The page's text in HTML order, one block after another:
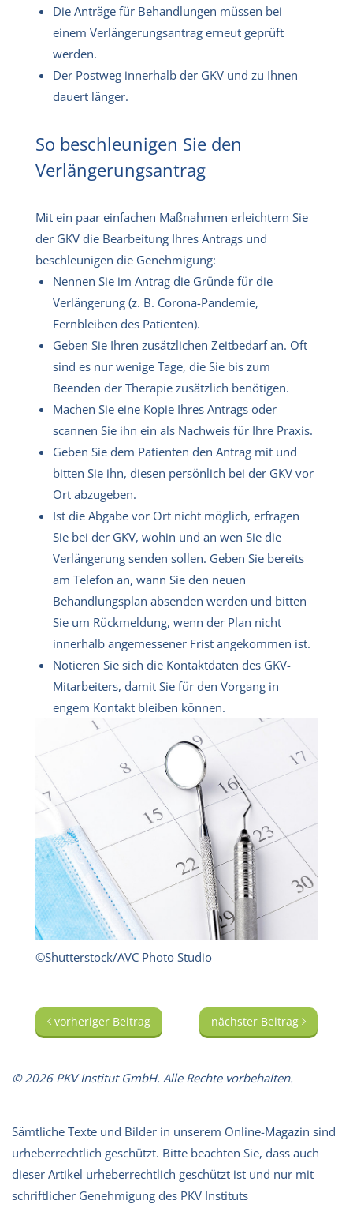
Die Anträge für Behandlungen müssen bei
einem Verlängerungsantrag erneut geprüft
werden.
Der Postweg innerhalb der GKV und zu Ihnen
dauert länger.
So beschleunigen Sie den
Verlängerungsantrag
Mit ein paar einfachen Maßnahmen erleichtern Sie
der GKV die Bearbeitung Ihres Antrags und
beschleunigen die Genehmigung:
Nennen Sie im Antrag die Gründe für die
Verlängerung (z. B. Corona-Pandemie,
Fernbleiben des Patienten).
Geben Sie Ihren zusätzlichen Zeitbedarf an. Oft
sind es nur wenige Tage, die Sie bis zum
Beenden der Therapie zusätzlich benötigen.
Machen Sie eine Kopie Ihres Antrags oder
scannen Sie ihn ein als Nachweis für Ihre Praxis.
Geben Sie dem Patienten den Antrag mit und
bitten Sie ihn, diesen persönlich bei der GKV vor
Ort abzugeben.
Ist die Abgabe vor Ort nicht möglich, erfragen
Sie bei der GKV, wohin und an wen Sie die
Verlängerung senden sollen. Geben Sie bereits
am Telefon an, wann Sie den neuen
Behandlungsplan absenden werden und bitten
Sie um Rückmeldung, wenn der Plan nicht
innerhalb angemessener Frist angekommen ist.
Notieren Sie sich die Kontaktdaten des GKV-
Mitarbeiters, damit Sie für den Vorgang in
engem Kontakt bleiben können.
©Shutterstock/AVC Photo Studio
vorheriger Beitrag nächster Beitrag
© 2026 PKV Institut GmbH. Alle Rechte vorbehalten.
Sämtliche Texte und Bilder in unserem Online-Magazin sind
urheberrechtlich geschützt. Bitte beachten Sie, dass auch
dieser Artikel urheberrechtlich geschützt ist und nur mit
schriftlicher Genehmigung des PKV Instituts